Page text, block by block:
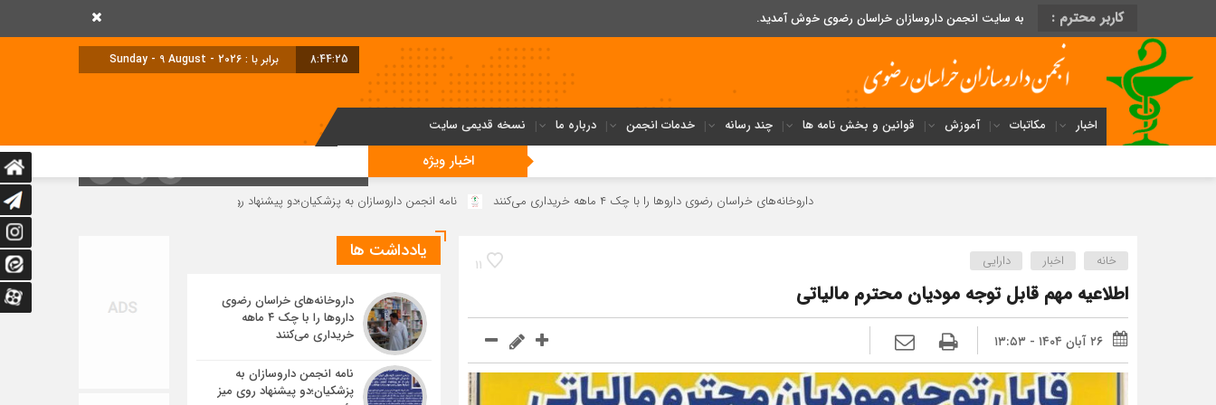
کاربر محترم : به سایت انجمن داروسازان خراسان رضوی خوش آمدید.
8:44:26 برابر با : Sunday - 9 August - 2026
اخبار مکاتبات آموزش قوانین و بخش نامه ها چند رسانه خدمات انجمن درباره ما نسخه قدیمی سایت
اخبار ویژه
داروخانه‌های خراسان رضوی داروها را با چک ۴ ماهه خریداری می‌کنند نامه انجمن داروسازان به پزشکیان؛دو پیشنهاد روی میز رئیس جمهوری داروخانه‌ها میانه میدان خدمت
11 خانه اخبار دارایی
اطلاعیه مهم قابل توجه مودیان محترم مالیاتی
۲۶ آبان ۱۴۰۴ - ۱۳:۵۳
یادداشت ها
داروخانه‌های خراسان رضوی
داروها را با چک ۴ ماهه
خریداری می‌کنند
نامه انجمن داروسازان به
پزشکیان؛دو پیشنهاد روی میز